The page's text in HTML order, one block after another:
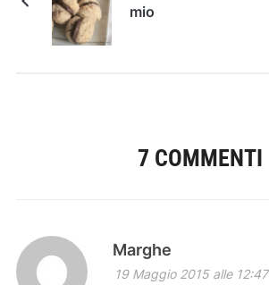
mio
7 COMMENTI
Marghe
19 Maggio 2015 alle 12:47